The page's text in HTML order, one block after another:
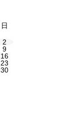
日
2
9
16
23
30